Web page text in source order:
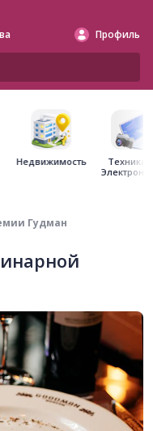
Профиль
Недвижимость
Техника
Гудман